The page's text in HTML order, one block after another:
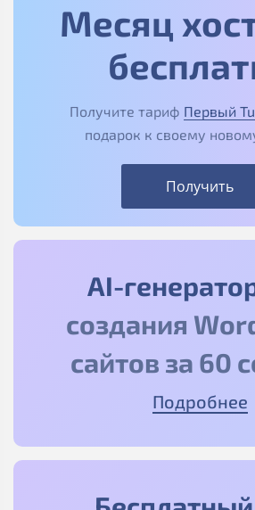
Месяц
Получите тариф Первый
подарок к своему
Получить
AI-
создания
сайтов за 60
Подробнее